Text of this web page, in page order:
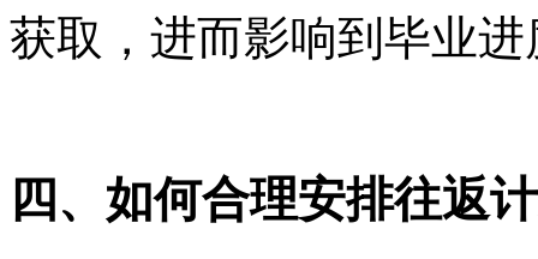
获取，进而影响到毕业进
四、如何合理安排往返